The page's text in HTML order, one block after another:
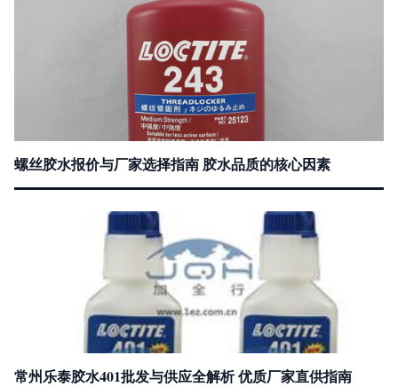
螺丝胶水报价与厂家选择指南 胶水品质的核心因素
常州乐泰胶水401批发与供应全解析 优质厂家直供指南